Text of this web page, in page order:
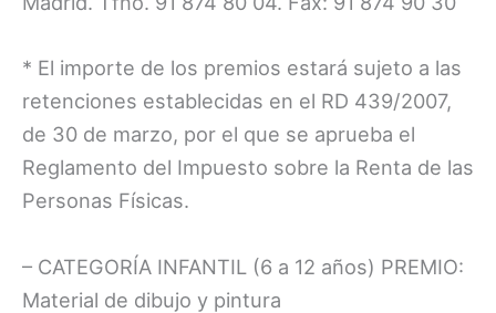
* El importe de los premios estará sujeto a las
retenciones establecidas en el RD 439/2007,
de 30 de marzo, por el que se aprueba el
Reglamento del Impuesto sobre la Renta de las
Personas Físicas.
– CATEGORÍA INFANTIL (6 a 12 años) PREMIO:
Material de dibujo y pintura